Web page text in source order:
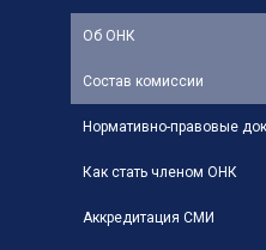
Об ОНК
Состав комиссии
Нормативно-правовые
Как стать членом ОНК
Аккредитация СМИ